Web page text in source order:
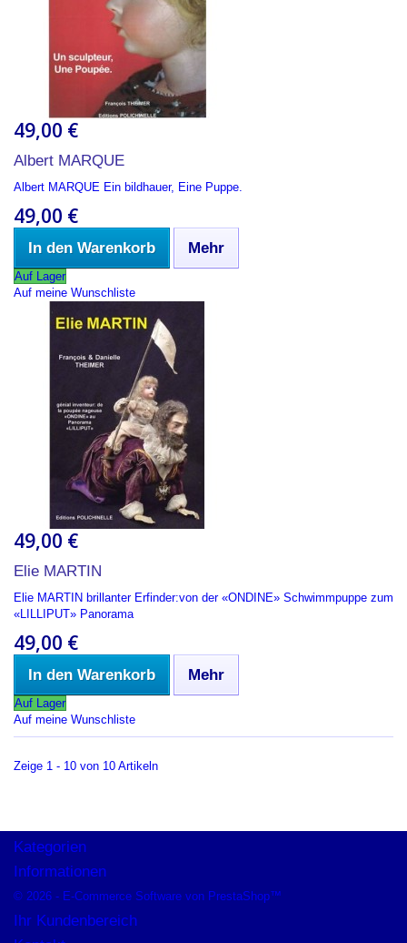
49,00 €
Albert MARQUE
Albert MARQUE Ein bildhauer, Eine Puppe.
49,00 €
In den Warenkorb Mehr
Auf Lager
Auf meine Wunschliste
49,00 €
Elie MARTIN
Elie MARTIN brillanter Erfinder:von der «ONDINE» Schwimmpuppe zum
«LILLIPUT» Panorama
49,00 €
In den Warenkorb Mehr
Auf Lager
Auf meine Wunschliste
Zeige 1 - 10 von 10 Artikeln
Kategorien
Informationen
© 2026 - E-Commerce Software von PrestaShop™
Ihr Kundenbereich